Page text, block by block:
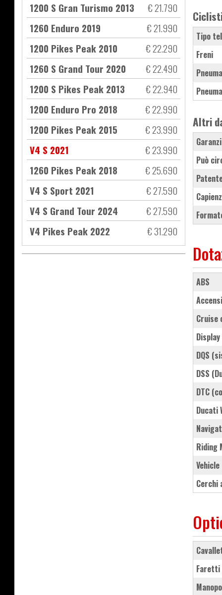
1200 S Gran Turismo 2013
€ 21.790
1260 Enduro 2019
€ 21.990
1200 Pikes Peak 2010
€ 22.290
1260 S Grand Tour 2020
€ 22.490
1200 S Pikes Peak 2013
€ 22.940
1200 Enduro Pro 2018
€ 22.990
1200 Pikes Peak 2015
€ 23.990
V4 S 2021
€ 23.990
1260 Pikes Peak 2018
€ 25.690
V4 S Sport 2021
€ 27.590
V4 S Grand Tour 2024
€ 27.590
V4 Pikes Peak 2022
€ 31.290
Tipo
Freni
Altri
Può
ABS
DQS
DSS
DTC
faretti